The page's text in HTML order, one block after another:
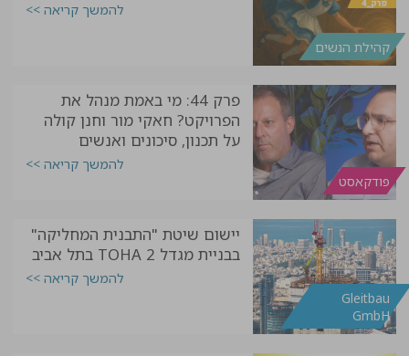
קהילת הנשים
להמשך קריאה >>
פודקאסט
פרק 44: מי באמת מנהל את
הפרויקט? חאקי מור וחנן קולה
על תכנון, סיכונים ואנשים
להמשך קריאה >>
Gleitbau
GmbH
יישום שיטת "התבנית המחליקה"
בבניית מגדל TOHA 2 בתל אביב
להמשך קריאה >>